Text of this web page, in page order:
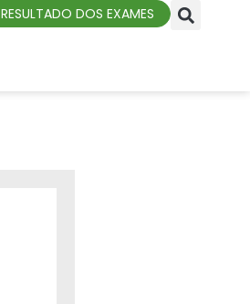
RESULTADO DOS EXAMES